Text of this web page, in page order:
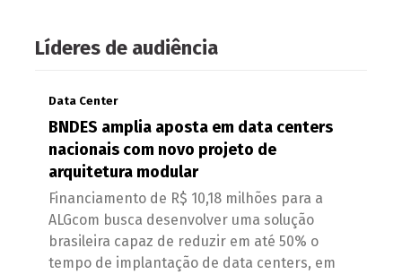
Líderes de audiência
Data Center
BNDES amplia aposta em data centers
nacionais com novo projeto de
arquitetura modular
Financiamento de R$ 10,18 milhões para a
ALGcom busca desenvolver uma solução
brasileira capaz de reduzir em até 50% o
tempo de implantação de data centers, em